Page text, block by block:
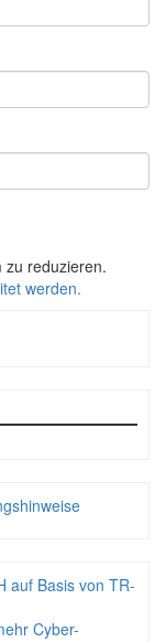
zu reduzieren.
werden.
auf Basis von TR-
Cyber-